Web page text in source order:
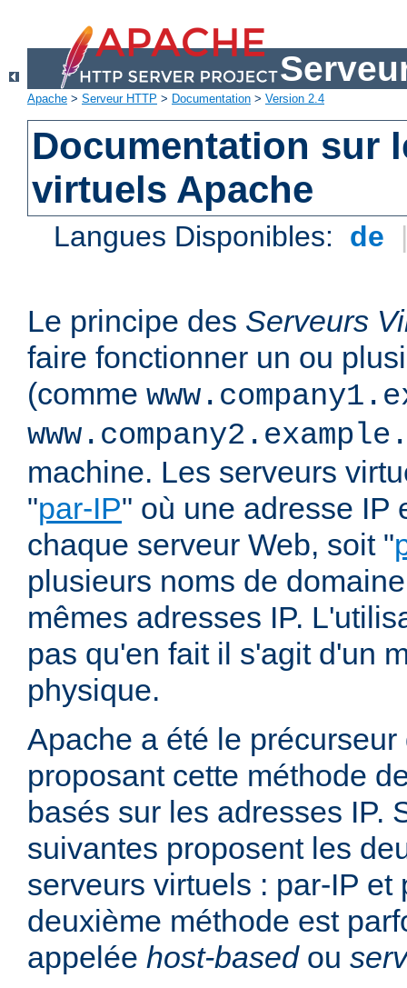
Apache > Serveur HTTP > Documentation > Version 2.4
Documentation sur
virtuels Apache
Langues Disponibles: de
Le principe des Serveurs
faire fonctionner un ou
(comme
machine. Les serveurs
"par-IP" où une adresse IP
chaque serveur Web, soit "
plusieurs noms de
mêmes adresses IP.
pas qu'en fait il s'agit d'un
physique.
Apache a été le
proposant cette méthode
basés sur les adresses IP.
suivantes proposent les
serveurs virtuels : par-IP et
deuxième méthode est
appelée host-basedou